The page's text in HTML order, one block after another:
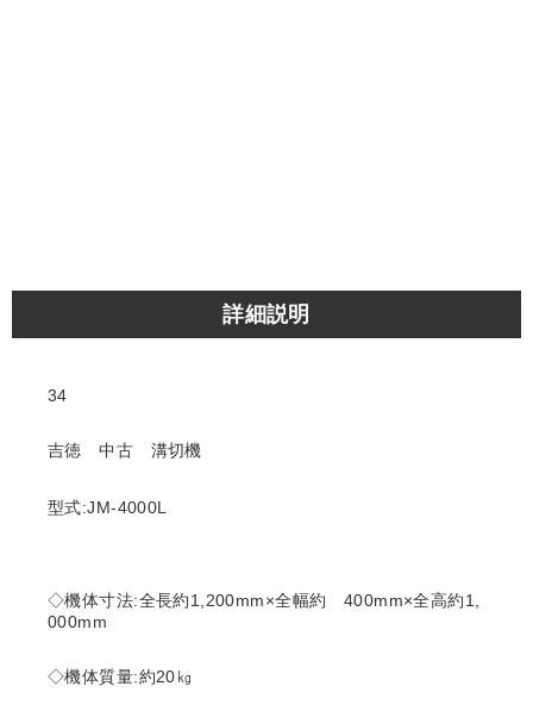
詳細説明
34
吉徳 中古 溝切機
型式:JM-4000L
◇機体寸法:全長約1,200mm×全幅約 400mm×全高約1,
000mm
◇機体質量:約20㎏